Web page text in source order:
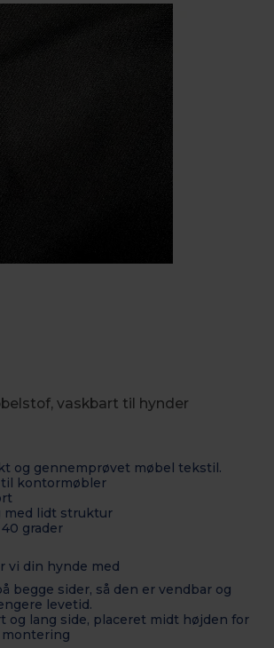
vaskbart til hynder
og gennemprøvet møbel tekstil.
kontormøbler
lidt struktur
grader
vi din hynde med
begge sider, så den er vendbar og
levetid.
og lang side, placeret midt højden for
montering